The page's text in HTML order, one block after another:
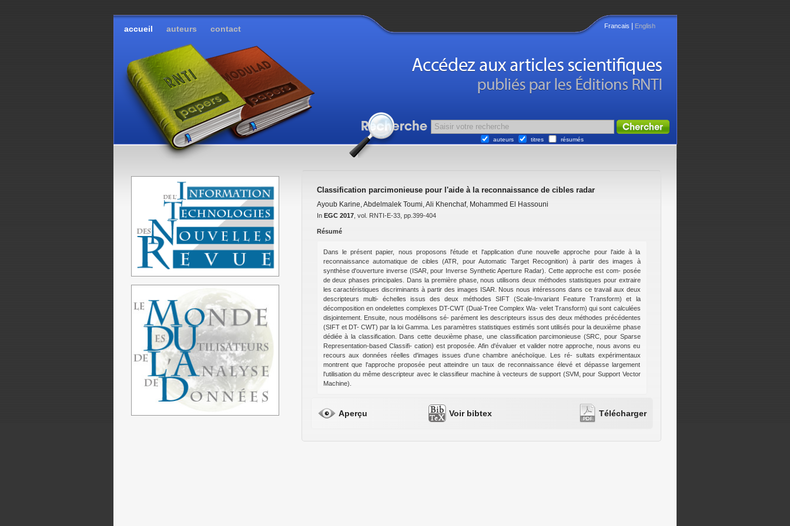
accueil auteurs contact Francais English
auteurs titres résumés
Classification parcimonieuse pour l'aide à la reconnaissance de cibles radar
Ayoub Karine,Abdelmalek Toumi,Ali Khenchaf, Mohammed El Hassouni
In EGC 2017, vol. RNTI-E-33, pp.399-404
Résumé
Dans le présent papier, nous proposons l'étude et l'application d'une nouvelle approche pour l'aide à la
reconnaissance automatique de cibles (ATR, pour Automatic Target Recognition) à partir des images à
synthèse d'ouverture inverse (ISAR, pour Inverse Synthetic Aperture Radar). Cette approche est com- posée
de deux phases principales. Dans la première phase, nous utilisons deux méthodes statistiques pour extraire
les caractéristiques discriminants à partir des images ISAR. Nous nous intéressons dans ce travail aux deux
descripteurs multi- échelles issus des deux méthodes SIFT (Scale-Invariant Feature Transform) et la
décomposition en ondelettes complexes DT-CWT (Dual-Tree Complex Wa- velet Transform) qui sont calculées
disjointement. Ensuite, nous modélisons sé- parément les descripteurs issus des deux méthodes précédentes
(SIFT et DT- CWT) par la loi Gamma. Les paramètres statistiques estimés sont utilisés pour la deuxième phase
dédiée à la classification. Dans cette deuxième phase, une classification parcimonieuse (SRC, pour Sparse
Representation-based Classifi- cation) est proposée. Afin d'évaluer et valider notre approche, nous avons eu
recours aux données réelles d'images issues d'une chambre anéchoïque. Les ré- sultats expérimentaux
montrent que l'approche proposée peut atteindre un taux de reconnaissance élevé et dépasse largement
l'utilisation du même descripteur avec le classifieur machine à vecteurs de support (SVM, pour Support Vector
Machine).
Aperçu Voir bibtex Télécharger